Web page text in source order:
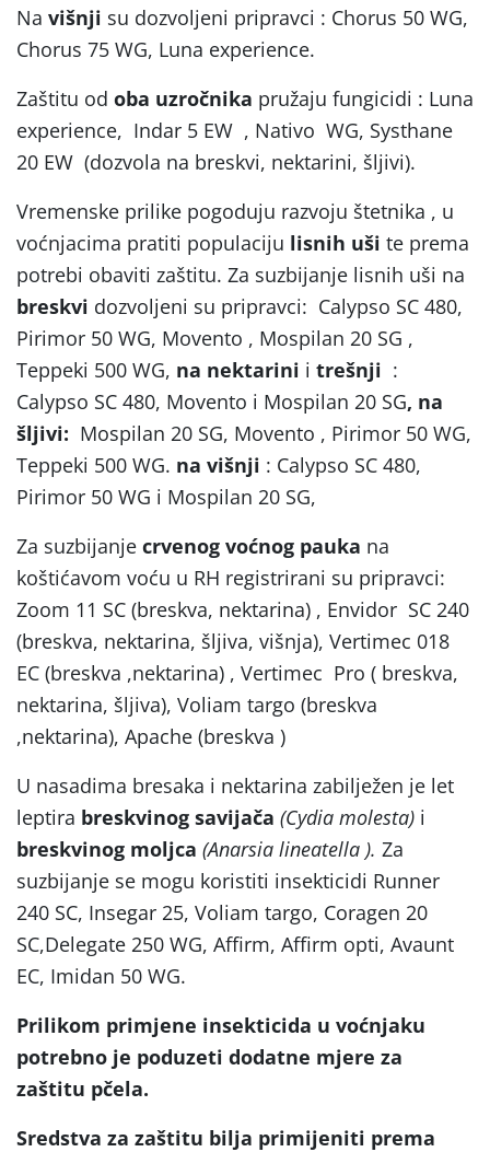
Na višnji su dozvoljeni pripravci : Chorus 50 WG,
Chorus 75 WG, Luna experience.
Zaštitu od oba uzročnika pružaju fungicidi : Luna
experience, Indar 5 EW , Nativo WG, Systhane
20 EW (dozvola na breskvi, nektarini, šljivi).
Vremenske prilike pogoduju razvoju štetnika , u
voćnjacima pratiti populaciju lisnih uši te prema
potrebi obaviti zaštitu. Za suzbijanje lisnih uši na
breskvi dozvoljeni su pripravci: Calypso SC 480,
Pirimor 50 WG, Movento , Mospilan 20 SG ,
Teppeki 500 WG, na nektarini i trešnji :
Calypso SC 480, Movento i Mospilan 20 SG, na
šljivi: Mospilan 20 SG, Movento , Pirimor 50 WG,
Teppeki 500 WG. na višnji : Calypso SC 480,
Pirimor 50 WG i Mospilan 20 SG,
Za suzbijanje crvenog voćnog pauka na
koštićavom voću u RH registrirani su pripravci:
Zoom 11 SC (breskva, nektarina) , Envidor SC 240
(breskva, nektarina, šljiva, višnja), Vertimec 018
EC (breskva ,nektarina) , Vertimec Pro ( breskva,
nektarina, šljiva), Voliam targo (breskva
,nektarina), Apache (breskva )
U nasadima bresaka i nektarina zabilježen je let
leptira breskvinog savijača (Cydia molesta) i
breskvinog moljca (Anarsia lineatella ). Za
suzbijanje se mogu koristiti insekticidi Runner
240 SC, Insegar 25, Voliam targo, Coragen 20
SC,Delegate 250 WG, Affirm, Affirm opti, Avaunt
EC, Imidan 50 WG.
Prilikom primjene insekticida u voćnjaku
potrebno je poduzeti dodatne mjere za
zaštitu pčela.
Sredstva za zaštitu bilja primijeniti prema